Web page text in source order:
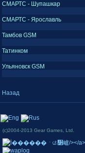
СМАРТС - Шупашкар
СМАРТС - Ярославль
Тамбов GSM
Татинком
Ульяновск GSM
Назад
(c)2004-2013 Gear Games, Ltd.